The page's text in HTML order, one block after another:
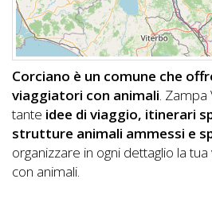
INFO
A
DOG
CHIEDI
CODICE
SCONTO
Corciano è un comune che
viaggiatori con animali. Zampa
tante idee di viaggio, itinerari
strutture animali ammessi e
organizzare in ogni dettaglio la tua
con animali.